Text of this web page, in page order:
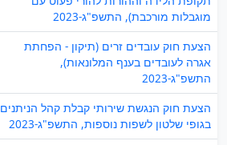
מוגבלות מורכבת), התשפ"ג-2023
הצעת חוק עובדים זרים (תיקון - הפחתת
אגרה לעובדים בענף המלונאות),
התשפ"ג-2023
הצעת חוק הנגשת שירותי קבלת קהל הניתנים
בגופי שלטון לשפות נוספות, התשפ"ג-2023